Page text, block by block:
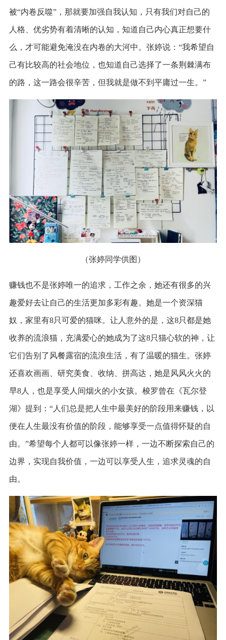
被“内卷反噬”，那就要加强自我认知，只有我们对自己的
人格、优劣势有着清晰的认知，知道自己内心真正想要什
么，才可能避免淹没在内卷的大河中。张婷说：“我希望自
己有比较高的社会地位，也知道自己选择了一条荆棘满布
的路，这一路会很辛苦，但我就是做不到平庸过一生。”
（张婷同学供图）
赚钱也不是张婷唯一的追求，工作之余，她还有很多的兴
趣爱好去让自己的生活更加多彩有趣。她是一个资深猫
奴，家里有8只可爱的猫咪。让人意外的是，这8只都是她
收养的流浪猫，充满爱心的她成为了这8只猫心软的神，让
它们告别了风餐露宿的流浪生活，有了温暖的猫生。张婷
还喜欢画画、研究美食、收纳、拼高达，她是风风火火的
早8人，也是享受人间烟火的小女孩。梭罗曾在《瓦尔登
湖》提到：“人们总是把人生中最美好的阶段用来赚钱，以
便在人生最没有价值的阶段，能够享受一点值得怀疑的自
由。”希望每个人都可以像张婷一样，一边不断探索自己的
边界，实现自我价值，一边可以享受人生，追求灵魂的自
由。